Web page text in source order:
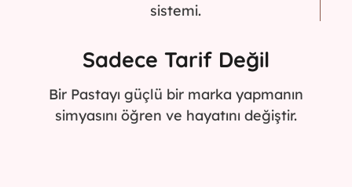
sistemi.
Sadece Tarif Değil
Bir Pastayı güçlü bir marka yapmanın
simyasını öğren ve hayatını değiştir.